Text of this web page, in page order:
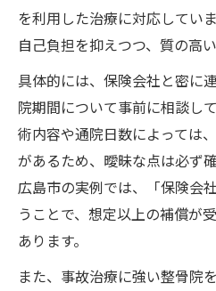
を利用した治療に対応してい
自己負担を抑えつつ、質の高
具体的には、保険会社と密に
院期間について事前に相談し
術内容や通院日数によっては
があるため、曖昧な点は必ず
広島市の実例では、「保険会
うことで、想定以上の補償が
あります。
また、事故治療に強い整骨院